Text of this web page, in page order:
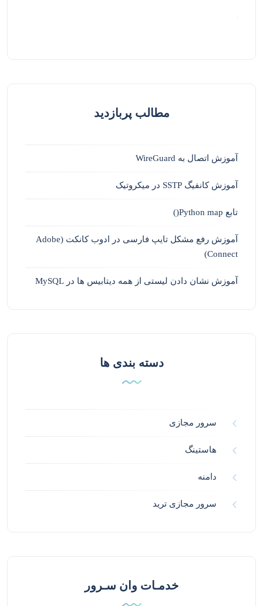
مطالب پربازدید
آموزش اتصال به WireGuard
آموزش کانفیگ SSTP در میکروتیک
تابع Python map()
آموزش رفع مشکل تایپ فارسی در ادوب کانکت (Adobe
Connect)
آموزش نشان دادن لیستی از همه دیتابیس ها در MySQL
دسته بندی ها
سرور مجازی
هاستینگ
دامنه
سرور مجازی ترید
خدمـات وان سـرور